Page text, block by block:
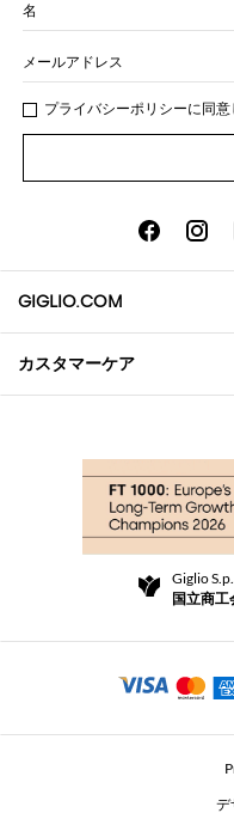
名
メールアドレス
プライバシーポリシーに同
GIGLIO.COM
会社概要
Community Store
Beauty Seekers VIP Club
カスタマーケア
返品と返金
For a safe shopping experience
Security Communication
Giglio
国立商工
デ